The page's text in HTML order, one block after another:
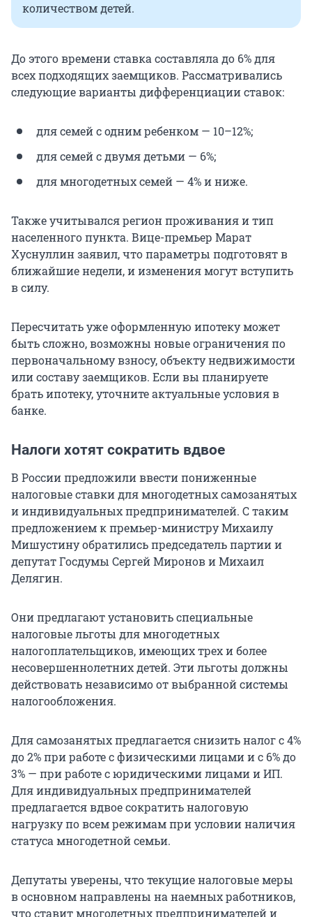
количеством детей.
До этого времени ставка составляла до 6% для
всех подходящих заемщиков. Рассматривались
следующие варианты дифференциации ставок:
для семей с одним ребенком — 10–12%;
для семей с двумя детьми — 6%;
для многодетных семей — 4% и ниже.
Также учитывался регион проживания и тип
населенного пункта. Вице-премьер Марат
Хуснуллин заявил, что параметры подготовят в
ближайшие недели, и изменения могут вступить
в силу.
Пересчитать уже оформленную ипотеку может
быть сложно, возможны новые ограничения по
первоначальному взносу, объекту недвижимости
или составу заемщиков. Если вы планируете
брать ипотеку, уточните актуальные условия в
банке.
Налоги хотят сократить вдвое
В России предложили ввести пониженные
налоговые ставки для многодетных самозанятых
и индивидуальных предпринимателей. С таким
предложением к премьер-министру Михаилу
Мишустину обратились председатель партии и
депутат Госдумы Сергей Миронов и Михаил
Делягин.
Они предлагают установить специальные
налоговые льготы для многодетных
налогоплательщиков, имеющих трех и более
несовершеннолетних детей. Эти льготы должны
действовать независимо от выбранной системы
налогообложения.
Для самозанятых предлагается снизить налог с 4%
до 2% при работе с физическими лицами и с 6% до
3% — при работе с юридическими лицами и ИП.
Для индивидуальных предпринимателей
предлагается вдвое сократить налоговую
нагрузку по всем режимам при условии наличия
статуса многодетной семьи.
Депутаты уверены, что текущие налоговые меры
в основном направлены на наемных работников,
что ставит многодетных предпринимателей и